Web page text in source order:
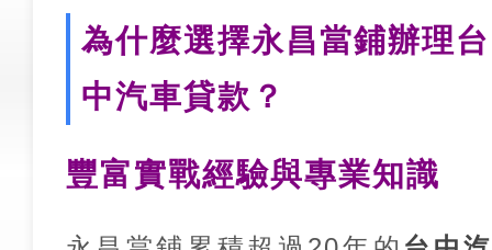
為什麼選擇永昌當鋪辦理台
中汽車貸款？
豐富實戰經驗與專業知識